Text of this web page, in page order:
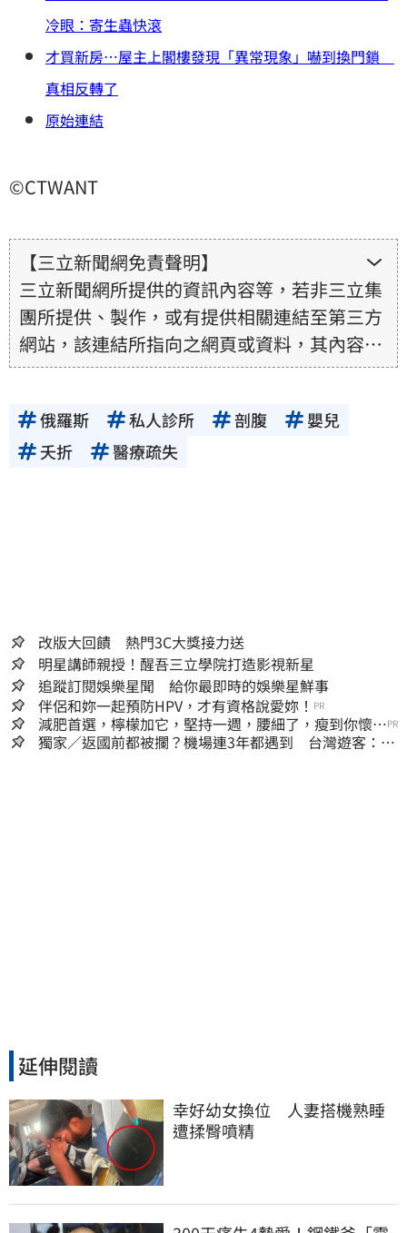
冷眼：寄生蟲快滾
才買新房…屋主上閣樓發現「異常現象」嚇到換門鎖
真相反轉了
原始連結
©CTWANT
【三立新聞網免責聲明】
三立新聞網所提供的資訊內容等，若非三立集
團所提供、製作，或有提供相關連結至第三方
網站，該連結所指向之網頁或資料，其內容均
為所連結網站提供，相關權利均為該網站、內
其真實性、正確性、即時性、完整性或合法
性。三立新聞網所提供的資訊內容，若其著作
俄羅斯 私人診所 剖腹
嬰兒
夭折
醫療疏失
改版大回饋 熱門3C大獎接力送
明星講師親授！醒吾三立學院打造影視新星
追蹤訂閱娛樂星聞 給你最即時的娛樂星鮮事
伴侶和妳一起預防HPV，才有資格說愛妳！ PR
減肥首選，檸檬加它，堅持一週，腰細了，瘦到你懷疑
人生
PR
獨家／返國前都被攔？機場連3年都遇到 台灣遊客：難
延伸閱讀
幸好幼女換位　人妻搭機熟睡
遭揉臀噴精